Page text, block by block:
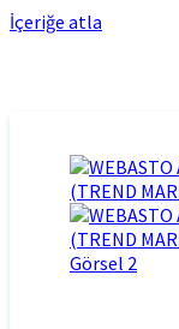
İçeriğe atla